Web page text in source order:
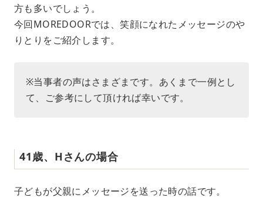
方も多いでしょう。
今回MOREDOORでは、笑顔になれたメッセージのや
りとりをご紹介します。
※当事者の声はさまざまです。あくまで一例とし
て、ご参考にして頂ければ幸いです。
41歳、Hさんの場合
子どもが父親にメッセージを送った時の話です。